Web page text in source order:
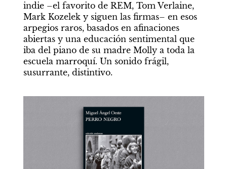
indie –el favorito de REM, Tom Verlaine,
Mark Kozelek y siguen las firmas– en esos
arpegios raros, basados en afinaciones
abiertas y una educación sentimental que
iba del piano de su madre Molly a toda la
escuela marroquí. Un sonido frágil,
susurrante, distintivo.